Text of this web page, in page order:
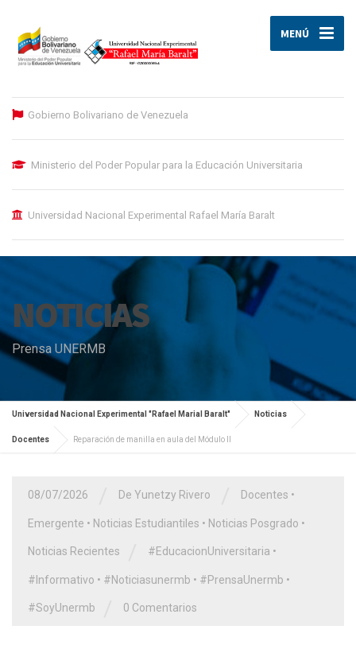
MENÚ
Gobierno Bolivariano de Venezuela
Ministerio del Poder Popular para la Educación Universitaria
Universidad Nacional Experimental Rafael María Baralt
NOTICIAS
Prensa UNERMB
Universidad Nacional Experimental "Rafael Marial Baralt" Noticias
Docentes Reparación de manilla en aula del Módulo II
08/07/2026 De Yunetzy Rivero Docentes •
Emergente • Noticias Estudiantiles • Noticias Posgrado •
Noticias Recientes #EducacionUniversitaria •
#Informativo • #Noticiasunermb • #PrensaUnermb •
#SoyUnermb 0 Comentarios